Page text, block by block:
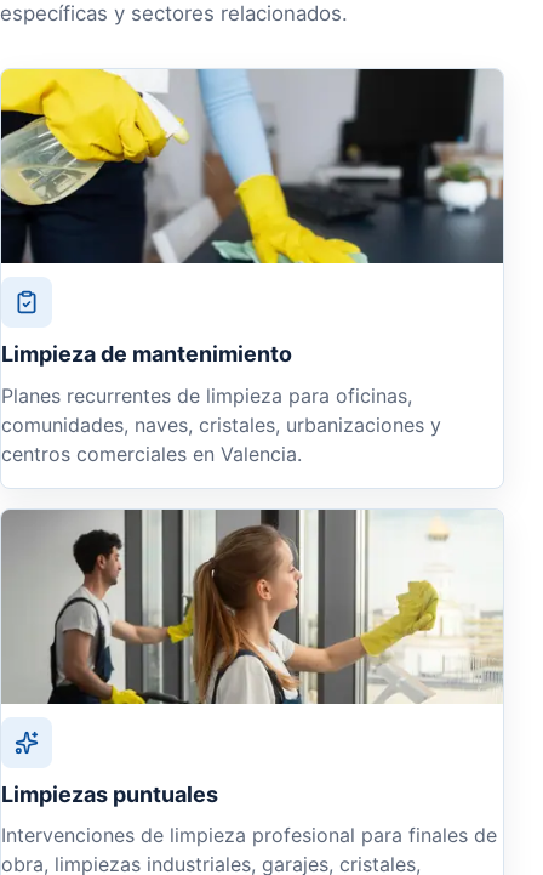
específicas y sectores relacionados.
Limpieza de mantenimiento
Planes recurrentes de limpieza para oficinas,
comunidades, naves, cristales, urbanizaciones y
centros comerciales en Valencia.
Limpiezas puntuales
Intervenciones de limpieza profesional para finales de
obra, limpiezas industriales, garajes, cristales,